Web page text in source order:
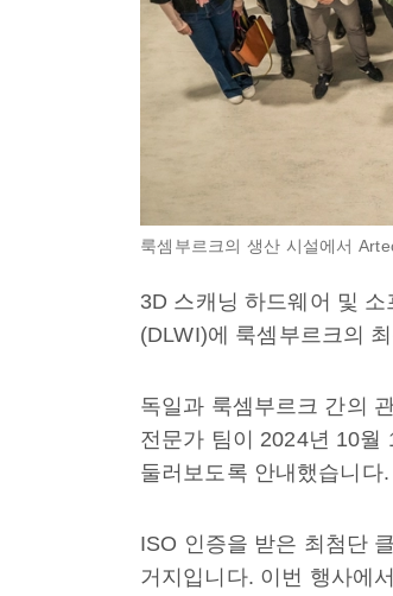
룩셈부르크의 생산 시설에서
3D 스캐닝 하드웨어 및
(DLWI)에 룩셈부르크의
독일과 룩셈부르크 간의
전문가 팀이 2024년 10월
둘러보도록 안내했습니다.
ISO 인증을 받은 최첨단
거지입니다. 이번 행사에